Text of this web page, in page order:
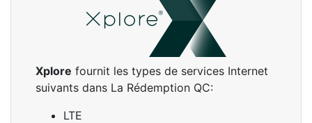
Xplore fournit les types de services Internet
suivants dans La Rédemption QC:
LTE